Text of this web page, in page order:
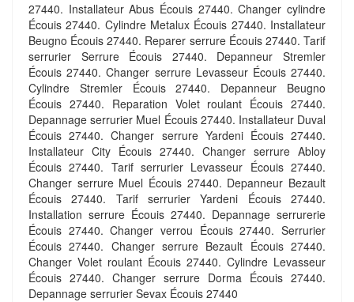
27440. Installateur Abus Écouis 27440. Changer cylindre
Écouis 27440. Cylindre Metalux Écouis 27440. Installateur
Beugno Écouis 27440. Reparer serrure Écouis 27440. Tarif
serrurier Serrure Écouis 27440. Depanneur Stremler
Écouis 27440. Changer serrure Levasseur Écouis 27440.
Cylindre Stremler Écouis 27440. Depanneur Beugno
Écouis 27440. Reparation Volet roulant Écouis 27440.
Depannage serrurier Muel Écouis 27440. Installateur Duval
Écouis 27440. Changer serrure Yardeni Écouis 27440.
Installateur City Écouis 27440. Changer serrure Abloy
Écouis 27440. Tarif serrurier Levasseur Écouis 27440.
Changer serrure Muel Écouis 27440. Depanneur Bezault
Écouis 27440. Tarif serrurier Yardeni Écouis 27440.
Installation serrure Écouis 27440. Depannage serrurerie
Écouis 27440. Changer verrou Écouis 27440. Serrurier
Écouis 27440. Changer serrure Bezault Écouis 27440.
Changer Volet roulant Écouis 27440. Cylindre Levasseur
Écouis 27440. Changer serrure Dorma Écouis 27440.
Depannage serrurier Sevax Écouis 27440